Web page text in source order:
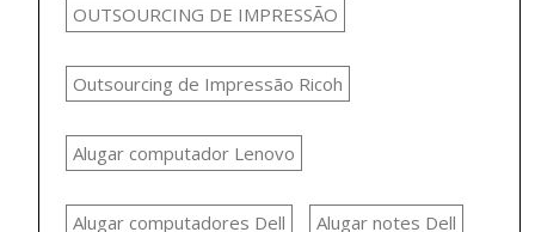
OUTSOURCING DE IMPRESSÃO
Outsourcing de Impressão Ricoh
Alugar computador Lenovo
Alugar computadores Dell Alugar notes Dell